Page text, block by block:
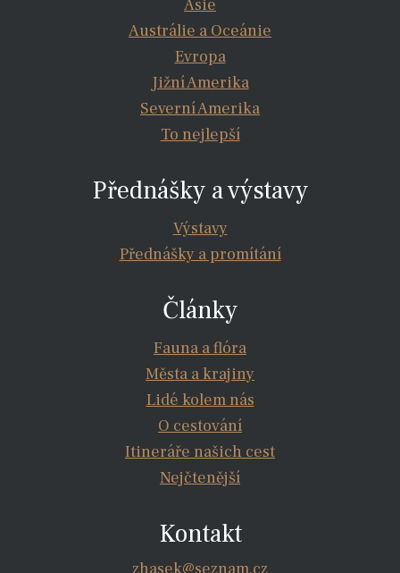
Asie
Austrálie a Oceánie
Evropa
Jižní Amerika
Severní Amerika
To nejlepší
Přednášky a výstavy
Výstavy
Přednášky a promítání
Články
Fauna a flóra
Města a krajiny
Lidé kolem nás
O cestování
Itineráře našich cest
Nejčtenější
Kontakt
zhasek@seznam.cz